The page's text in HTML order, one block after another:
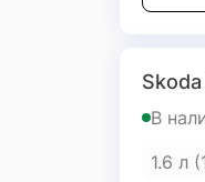
В
1.6 л